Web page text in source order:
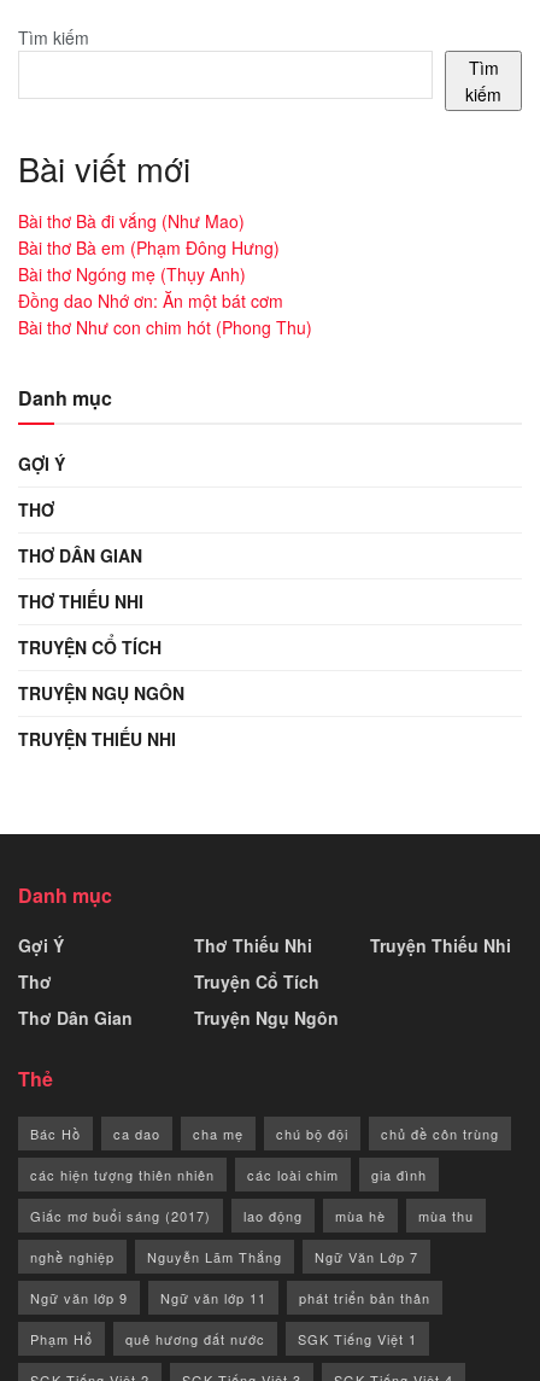
Tìm kiếm
Tìm
kiếm
Bài viết mới
Bài thơ Bà đi vắng (Như Mao)
Bài thơ Bà em (Phạm Đông Hưng)
Bài thơ Ngóng mẹ (Thụy Anh)
Đồng dao Nhớ ơn: Ăn một bát cơm
Bài thơ Như con chim hót (Phong Thu)
Danh mục
GỢI Ý
THƠ
THƠ DÂN GIAN
THƠ THIẾU NHI
TRUYỆN CỔ TÍCH
TRUYỆN NGỤ NGÔN
TRUYỆN THIẾU NHI
Danh mục
Gợi Ý
Thơ
Thơ Dân Gian
Thơ Thiếu Nhi
Truyện Cổ Tích
Truyện Ngụ Ngôn
Truyện Thiếu Nhi
Thẻ
Bác Hồ ca dao cha mẹ chú bộ đội chủ đề côn trùng
các hiện tượng thiên nhiên các loài chim gia đình
Giấc mơ buổi sáng (2017) lao động mùa hè mùa thu
nghề nghiệp Nguyễn Lãm Thắng Ngữ Văn Lớp 7
Ngữ văn lớp 9 Ngữ văn lớp 11 phát triển bản thân
Phạm Hổ quê hương đất nước SGK Tiếng Việt 1